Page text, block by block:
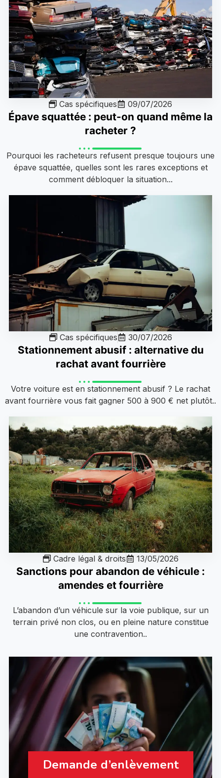
Cas spécifiques 09/07/2026
Épave squattée : peut-on quand même la
racheter ?
Pourquoi les racheteurs refusent presque toujours une
épave squattée, quelles sont les rares exceptions et
comment débloquer la situation...
Cas spécifiques 30/07/2026
Stationnement abusif : alternative du
rachat avant fourrière
Votre voiture est en stationnement abusif ? Le rachat
avant fourrière vous fait gagner 500 à 900 € net plutôt..
Cadre légal & droits 13/05/2026
Sanctions pour abandon de véhicule :
amendes et fourrière
L’abandon d’un véhicule sur la voie publique, sur un
terrain privé non clos, ou en pleine nature constitue
une contravention..
Demande d’enlèvement